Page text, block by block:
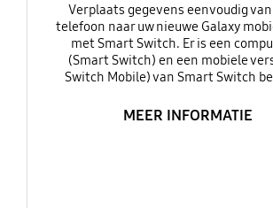
Verplaats gegevens eenvoudig
telefoon naar uw nieuwe Galaxy
met Smart Switch. Er is een
(Smart Switch) en een mobiele
Switch Mobile) van Smart Switch
MEER INFORMATIE